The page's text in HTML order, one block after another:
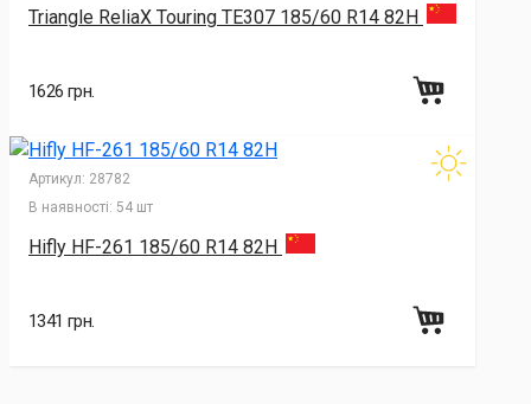
Triangle ReliaX Touring TE307 185/60 R14 82H
1626 грн.
Артикул: 28782
В наявності: 54 шт
Hifly HF-261 185/60 R14 82H
1341 грн.